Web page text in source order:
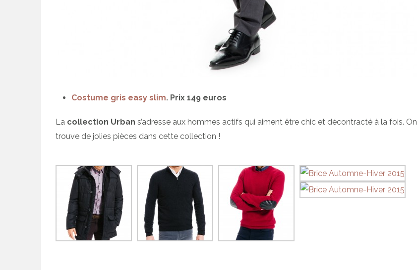
Costume gris easy slim. Prix 149 euros
La collection Urban s’adresse aux hommes actifs qui aiment être chic et décontracté à la fois. On
trouve de jolies pièces dans cette collection !